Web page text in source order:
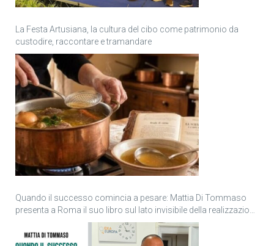
La Festa Artusiana, la cultura del cibo come patrimonio da
custodire, raccontare e tramandare
Quando il successo comincia a pesare: Mattia Di Tommaso
presenta a Roma il suo libro sul lato invisibile della realizzazione